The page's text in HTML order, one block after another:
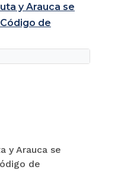
y Arauca se
de
y Arauca se
de